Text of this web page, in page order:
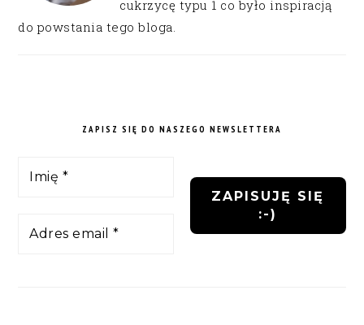
cukrzycę typu 1 co było inspiracją
do powstania tego bloga.
ZAPISZ SIĘ DO NASZEGO NEWSLETTERA